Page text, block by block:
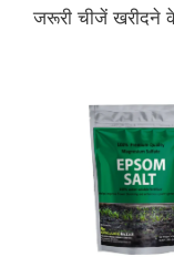
जरूरी चीजें खरीदने